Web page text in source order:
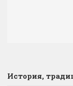
История,